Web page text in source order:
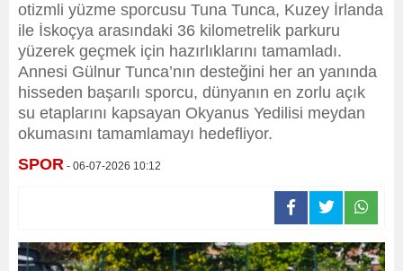
otizmli yüzme sporcusu Tuna Tunca, Kuzey İrlanda
ile İskoçya arasındaki 36 kilometrelik parkuru
yüzerek geçmek için hazırlıklarını tamamladı.
Annesi Gülnur Tunca’nın desteğini her an yanında
hisseden başarılı sporcu, dünyanın en zorlu açık
su etaplarını kapsayan Okyanus Yedilisi meydan
okumasını tamamlamayı hedefliyor.
SPOR - 06-07-2026 10:12